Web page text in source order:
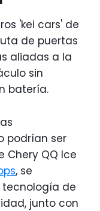
'kei cars' de
de puertas
aliadas a la
sin
batería.
podrían ser
Chery QQ Ice
, se
tecnología de
junto con